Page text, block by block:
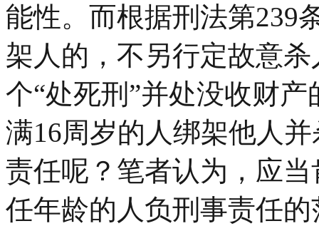
能性。而根据刑法第239
架人的，不另行定故意
个“处死刑”并处没收财
满16周岁的人绑架他人
责任呢？笔者认为，应
任年龄的人负刑事责任